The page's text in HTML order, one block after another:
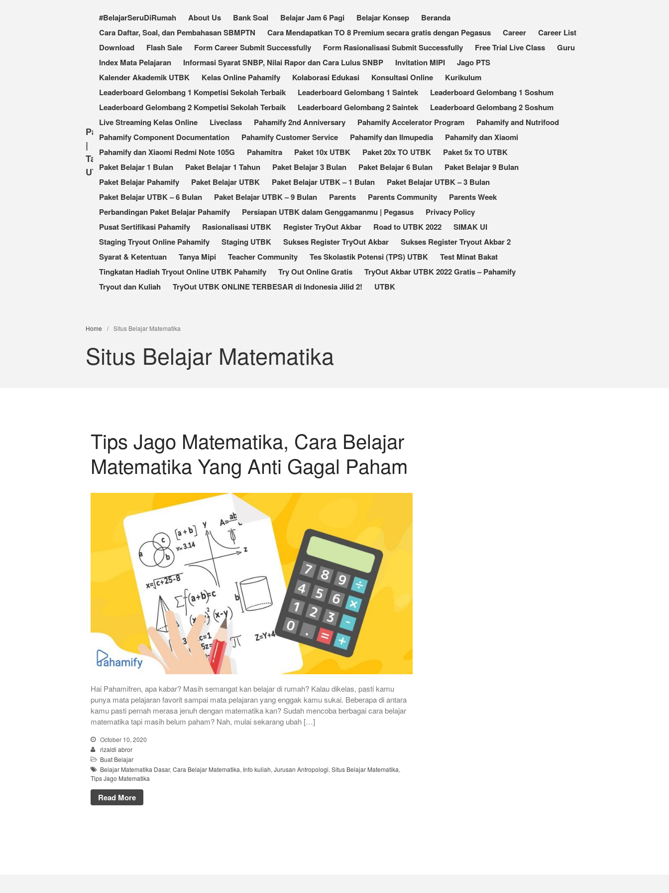
Pahamify
|
Taklukkan
UTBK
#BelajarSeruDiRumah About Us Bank Soal Belajar Jam 6 Pagi Belajar Konsep
Beranda
Cara Daftar, Soal, dan Pembahasan SBMPTN
Cara Mendapatkan TO 8 Premium secara gratis dengan Pegasus Career
Career List
Download
Flash Sale Form Career Submit Successfully Form Rasionalisasi Submit Successfully Free Trial Live Class
Guru
Index Mata Pelajaran
Informasi Syarat SNBP, Nilai Rapor dan Cara Lulus SNBP Invitation MIPI
Jago PTS
Kalender Akademik UTBK
Kelas Online Pahamify Kolaborasi Edukasi Konsultasi Online
Kurikulum
Leaderboard Gelombang 1 Kompetisi Sekolah Terbaik​
Leaderboard Gelombang 1 Saintek
Leaderboard Gelombang 1 Soshum
Leaderboard Gelombang 2 Kompetisi Sekolah Terbaik
Leaderboard Gelombang 2 Saintek
Leaderboard Gelombang 2 Soshum
Live Streaming Kelas Online
Liveclass Pahamify 2nd Anniversary Pahamify Accelerator Program
Pahamify and Nutrifood
Pahamify Component Documentation
Pahamify Customer Service Pahamify dan Ilmupedia
Pahamify dan Xiaomi
Pahamify dan Xiaomi Redmi Note 105G
Pahamitra Paket 10x UTBK Paket 20x TO UTBK
Paket 5x TO UTBK
Paket Belajar 1 Bulan
Paket Belajar 1 Tahun Paket Belajar 3 Bulan Paket Belajar 6 Bulan
Paket Belajar 9 Bulan
Paket Belajar Pahamify
Paket Belajar UTBK Paket Belajar UTBK – 1 Bulan
Paket Belajar UTBK – 3 Bulan
Paket Belajar UTBK – 6 Bulan
Paket Belajar UTBK – 9 Bulan Parents Parents Community
Parents Week
Perbandingan Paket Belajar Pahamify
Persiapan UTBK dalam Genggamanmu | Pegasus
Privacy Policy
Pusat Sertifikasi Pahamify
Rasionalisasi UTBK Register TryOut Akbar Road to UTBK 2022
SIMAK UI
Staging Tryout Online Pahamify
Staging UTBK Sukses Register TryOut Akbar
Sukses Register Tryout Akbar 2
Syarat & Ketentuan
Tanya Mipi Teacher Community Tes Skolastik Potensi (TPS) UTBK
Test Minat Bakat
Tingkatan Hadiah Tryout Online UTBK Pahamify
Try Out Online Gratis
TryOut Akbar UTBK 2022 Gratis – Pahamify
Tryout dan Kuliah
TryOut UTBK ONLINE TERBESAR di Indonesia Jilid 2! UTBK
Home / Situs Belajar Matematika
Situs Belajar Matematika
Tips Jago Matematika, Cara Belajar
Matematika Yang Anti Gagal Paham
Hai Pahamifren, apa kabar? Masih semangat kan belajar di rumah? Kalau dikelas, pasti kamu
punya mata pelajaran favorit sampai mata pelajaran yang enggak kamu sukai. Beberapa di antara
kamu pasti pernah merasa jenuh dengan matematika kan? Sudah mencoba berbagai cara belajar
matematika tapi masih belum paham? Nah, mulai sekarang ubah […]
October 10, 2020
rizaldi abror
Buat Belajar
Belajar Matematika Dasar, Cara Belajar Matematika, Info kuliah, Jurusan Antropologi, Situs Belajar Matematika,
Tips Jago Matematika
Read More